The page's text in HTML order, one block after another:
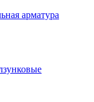
арматура